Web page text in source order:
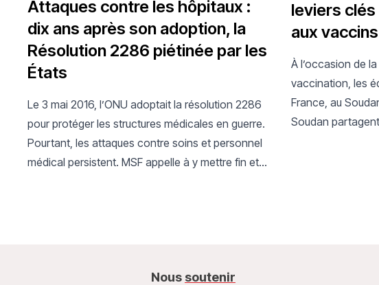
Attaques contre les hôpitaux :
dix ans après son adoption, la
Résolution 2286 piétinée par les
États
Le 3 mai 2016, l’ONU adoptait la résolution 2286
pour protéger les structures médicales en guerre.
Pourtant, les attaques contre soins et personnel
médical persistent. MSF appelle à y mettre fin et à
leviers clés
aux
À l’occasion de
vaccination, les
France, au
Soudan
Nous soutenir